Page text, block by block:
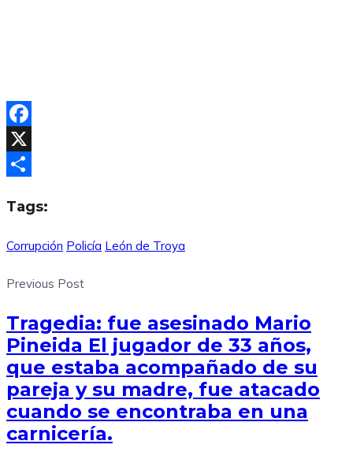
Facebook
X
Tags:
Corrupción Policía León de Troya
Previous Post
Tragedia: fue asesinado Mario
Pineida El jugador de 33 años,
que estaba acompañado de su
pareja y su madre, fue atacado
cuando se encontraba en una
carnicería.